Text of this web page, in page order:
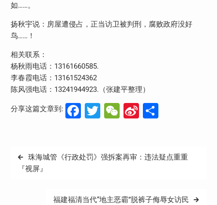
如……。
扬秋宇说：房屋遭侵占，正当访卫被判刑，腐败政府没好
鸟……！
相关联系：
杨秋雨电话：13161660585.
李春霞电话：13161524362
陈风强电话：13241944923.（张建平整理）
分享这篇文章到: Facebook
Twitter
WeChat
Sina分
文
珠海城管《行政处罚》强拆案再审：违法疑点重重
『视屏』
福建福清当代“地主恶霸”脱裤子侮辱女访民